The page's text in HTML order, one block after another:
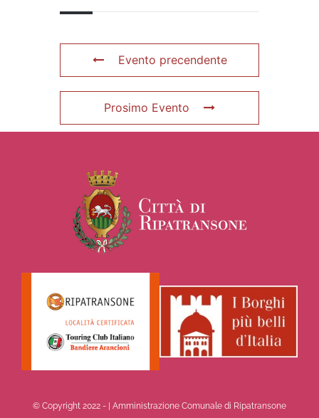
Evento precendente
Prosimo Evento
© Copyright 2022 - | Amministrazione Comunale di Ripatransone